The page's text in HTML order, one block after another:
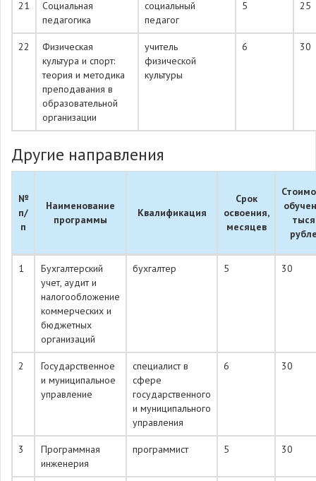
21
Социальная
педагогика
социальный
педагог
5 25
22
Физическая
культура и спорт:
теория и методика
преподавания в
образовательной
организации
учитель
физической
культуры
6 30
Другие направления
№
п/
п
Наименование
программы
Квалификация
Срок
освоения,
месяцев
1
Бухгалтерский
учет, аудит и
налогообложение
коммерческих и
бюджетных
организаций
бухгалтер 5 30
2
Государственное
и муниципальное
управление
специалист в
сфере
государственного
и муниципального
управления
6 30
3
Программная
инженерия
программист 5 30